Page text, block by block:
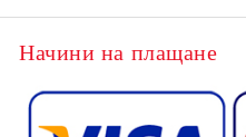
Начини на плащане